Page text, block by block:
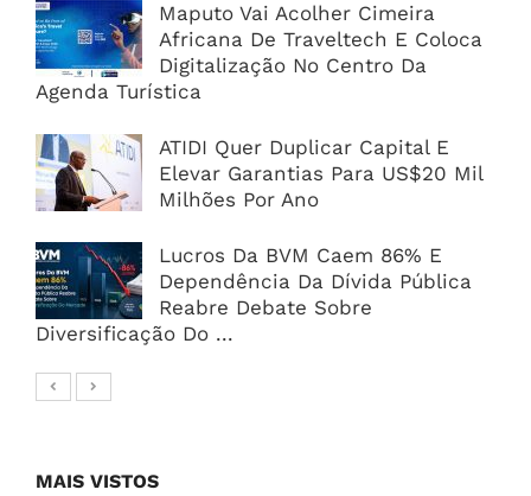
Maputo Vai Acolher Cimeira
Africana De Traveltech E Coloca
Digitalização No Centro Da
Agenda Turística
ATIDI Quer Duplicar Capital E
Elevar Garantias Para US$20 Mil
Milhões Por Ano
Lucros Da BVM Caem 86% E
Dependência Da Dívida Pública
Reabre Debate Sobre
Diversificação Do ...
MAIS VISTOS